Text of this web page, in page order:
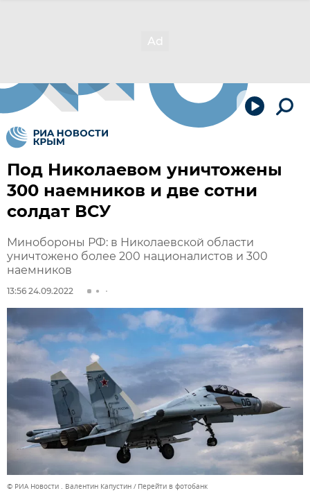
Под Николаевом уничтожены
300 наемников и две сотни
солдат ВСУ
Минобороны РФ: в Николаевской области
уничтожено более 200 националистов и 300
наемников
13:56 24.09.2022
© РИА Новости . Валентин Капустин Перейти в фотобанк